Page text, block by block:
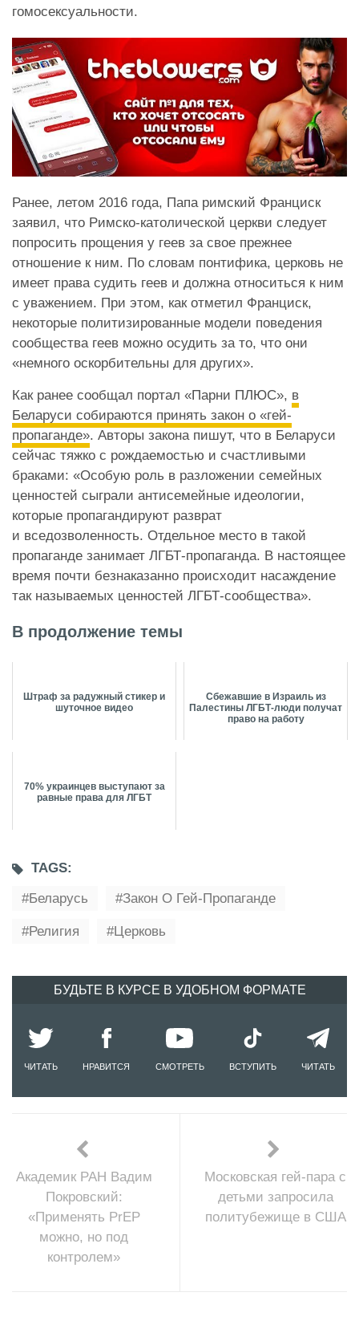
гомосексуальности.
Ранее, летом 2016 года, Папа римский Франциск
заявил, что Римско-католической церкви следует
попросить прощения у геев за свое прежнее
отношение к ним. По словам понтифика, церковь не
имеет права судить геев и должна относиться к ним
с уважением. При этом, как отметил Франциск,
некоторые политизированные модели поведения
сообщества геев можно осудить за то, что они
«немного оскорбительны для других».
Как ранее сообщал портал «Парни ПЛЮС», в
Беларуси собираются принять закон о «гей-
пропаганде». Авторы закона пишут, что в Беларуси
сейчас тяжко с рождаемостью и счастливыми
браками: «Особую роль в разложении семейных
ценностей сыграли антисемейные идеологии,
которые пропагандируют разврат
и вседозволенность. Отдельное место в такой
пропаганде занимает ЛГБТ-пропаганда. В настоящее
время почти безнаказанно происходит насаждение
так называемых ценностей ЛГБТ-сообщества».
В продолжение темы
Штраф за радужный стикер и
шуточное видео
Сбежавшие в Израиль из
Палестины ЛГБТ-люди получат
право на работу
70% украинцев выступают за
равные права для ЛГБТ
TAGS:
Беларусь
Закон О Гей-Пропаганде
Религия Церковь
БУДЬТЕ В КУРСЕ В УДОБНОМ ФОРМАТЕ
ЧИТАТЬ НРАВИТСЯ СМОТРЕТЬ ВСТУПИТЬ ЧИТАТЬ
Академик РАН Вадим
Покровский:
«Применять PrEP
можно, но под
контролем»
Московская гей-пара с
детьми запросила
политубежище в США